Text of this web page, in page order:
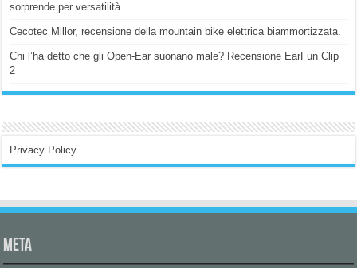
sorprende per versatilità.
Cecotec Millor, recensione della mountain bike elettrica biammortizzata.
Chi l’ha detto che gli Open-Ear suonano male? Recensione EarFun Clip
2
Privacy Policy
Meta